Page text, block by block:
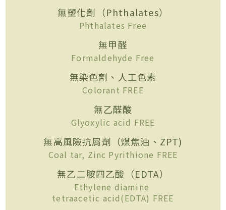
無塑化劑（Phthalates）
Phthalates Free
無甲醛
Formaldehyde Free
無染色劑、人工色素
Colorant FREE
無乙醛酸
Glyoxylic acid FREE
無高風險抗屑劑（煤焦油、ZPT)
Coal tar, Zinc Pyrithione FREE
無乙二胺四乙酸（EDTA）
Ethylene diamine
tetraacetic acid(EDTA) FREE